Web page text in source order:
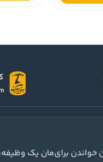
برای‌مان یک وظیفه،